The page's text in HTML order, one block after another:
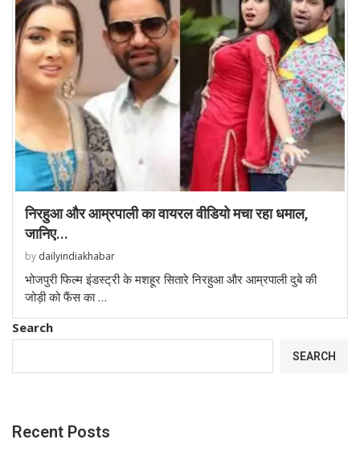
निरहुआ और आम्रपाली का वायरल वीडियो मचा रहा धमाल,
जानिए...
by dailyindiakhabar
भोजपुरी फिल्म इंडस्ट्री के मशहूर सितारे निरहुआ और आम्रपाली दुबे की
जोड़ी को फैंस का …
Search
SEARCH
Recent Posts